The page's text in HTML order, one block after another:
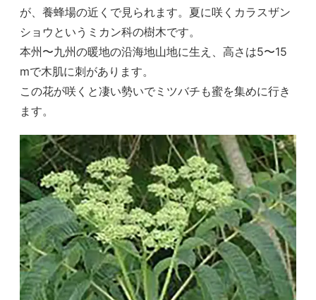
が、養蜂場の近くで見られます。夏に咲くカラスザン
ショウというミカン科の樹木です。
本州〜九州の暖地の沿海地山地に生え、高さは5〜15
mで木肌に刺があります。
この花が咲くと凄い勢いでミツバチも蜜を集めに行き
ます。